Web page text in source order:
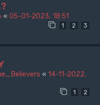
« 05-01-2023, 18:51
1 2 3
« 14-11-2022,
1 2